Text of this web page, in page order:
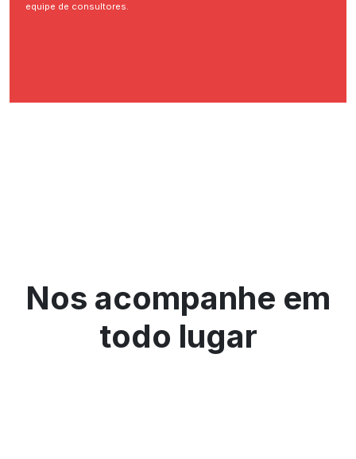
equipe de consultores.
Nos acompanhe em
todo lugar